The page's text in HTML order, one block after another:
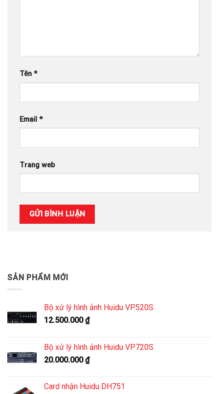
Tên *
Email *
Trang web
SẢN PHẨM MỚI
Bộ xử lý hình ảnh Huidu VP520S
12.500.000₫
Bộ xử lý hình ảnh Huidu VP720S
20.000.000₫
Card nhận Huidu DH751